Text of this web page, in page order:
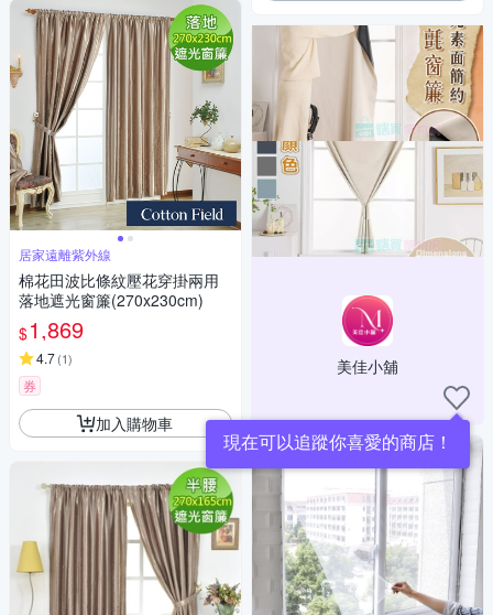
居家遠離紫外線
棉花田波比條紋壓花穿掛兩用
落地遮光窗簾(270x230cm)
$1,869
4.7(1)
券
加入購物車
美佳小舖
現在可以追蹤你喜愛的商店！